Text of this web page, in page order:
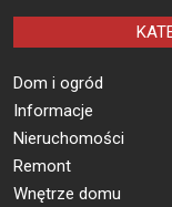
Dom i ogród
Informacje
Nieruchomości
Remont
Wnętrze domu